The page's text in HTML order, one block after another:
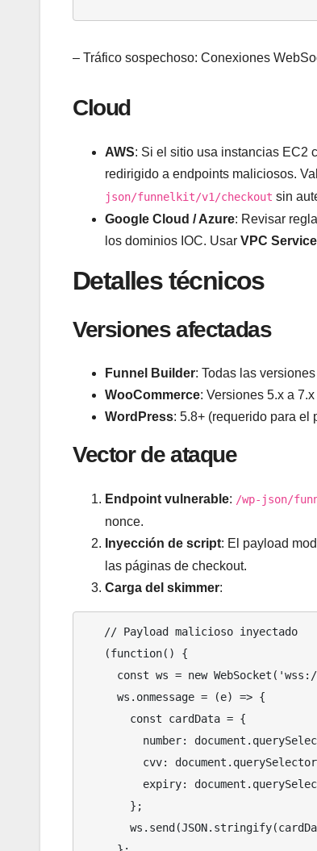
– Tráfico sospechoso: Conexiones
Cloud
AWS: Si el sitio usa instancias EC2
redirigido a endpoints maliciosos.
json/funnelkit/v1/checkout sin
Google Cloud / Azure: Revisar
los dominios IOC. Usar VPC
Detalles técnicos
Versiones afectadas
Funnel Builder: Todas las versiones
WooCommerce: Versiones 5.x a
WordPress: 5.8+ (requerido para el
Vector de ataque
Endpoint vulnerable: /wp-json/
nonce.
Inyección de script: El payload
las páginas de checkout.
Carga del skimmer: